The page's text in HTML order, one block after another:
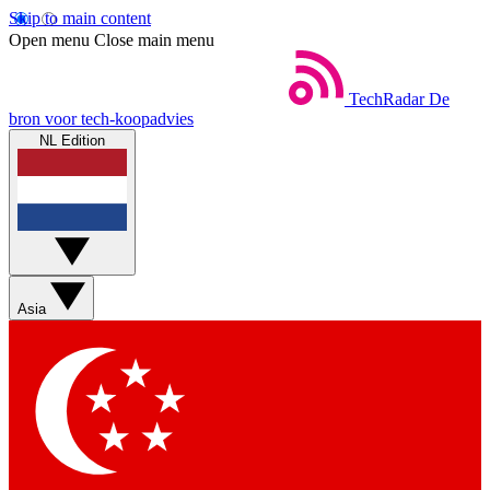
Skip to main content
Open menu Close main menu
TechRadar De
bron voor tech-koopadvies
NL Edition
Asia